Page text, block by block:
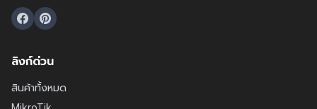
ลิงก์ด่วน
สินค้าทั้งหมด